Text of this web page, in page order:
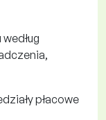
płacowe